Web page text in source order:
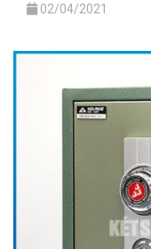
02/04/2021